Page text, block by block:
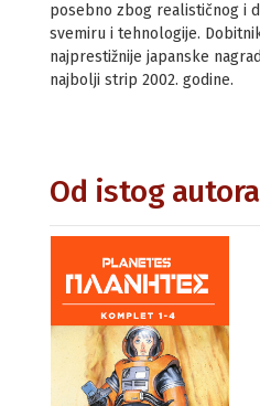
posebno zbog realističnog i
svemiru i tehnologije.
najprestižnije japanske
najbolji strip 2002. godine.
Od istog autora